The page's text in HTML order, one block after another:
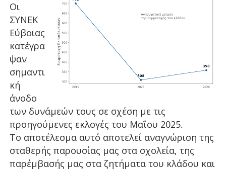
Οι
ΣΥΝΕΚ
Εύβοιας
κατέγρα
ψαν
σημαντι
κή
άνοδο
των δυνάμεών τους σε σχέση με τις
προηγούμενες εκλογές του Μαΐου 2025.
Το αποτέλεσμα αυτό αποτελεί αναγνώριση της
σταθερής παρουσίας μας στα σχολεία, της
παρέμβασής μας στα ζητήματα του κλάδου και